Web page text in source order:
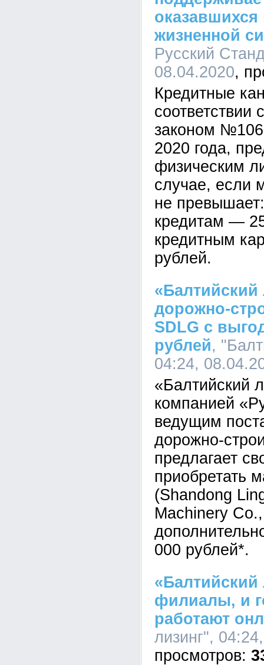
жизненной
Русский
08.04.2020
Кредитные
законом
2020 года,
физическим
случае, если
не
кредитам —
кредитным
рублей.
«Балтийский
дорожно-
SDLG с
рублей,
04:24,
«Балтийский
компанией
ведущим
дорожно-
предлагает
приобретать
(Shandong
Machinery
000 рублей*.
«Балтийский
филиалы, и
работают
лизинг",